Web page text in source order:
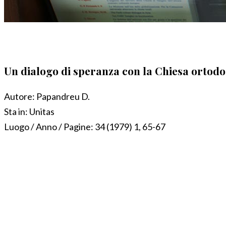
Un dialogo di speranza con la Chiesa
Autore: Papandreu D.
Sta in: Unitas
Luogo / Anno / Pagine: 34 (1979) 1, 65-67